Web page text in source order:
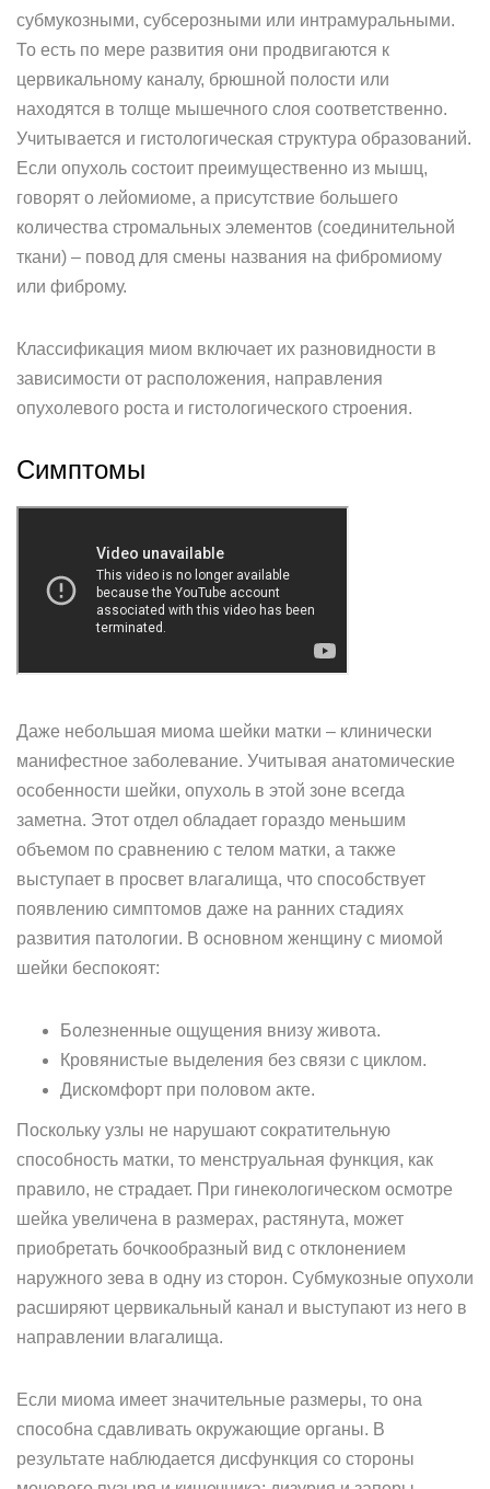
субмукозными, субсерозными или интрамуральными.
То есть по мере развития они продвигаются к
цервикальному каналу, брюшной полости или
находятся в толще мышечного слоя соответственно.
Учитывается и гистологическая структура образований.
Если опухоль состоит преимущественно из мышц,
говорят о лейомиоме, а присутствие большего
количества стромальных элементов (соединительной
ткани) – повод для смены названия на фибромиому
или фиброму.
Классификация миом включает их разновидности в
зависимости от расположения, направления
опухолевого роста и гистологического строения.
Симптомы
Даже небольшая миома шейки матки – клинически
манифестное заболевание. Учитывая анатомические
особенности шейки, опухоль в этой зоне всегда
заметна. Этот отдел обладает гораздо меньшим
объемом по сравнению с телом матки, а также
выступает в просвет влагалища, что способствует
появлению симптомов даже на ранних стадиях
развития патологии. В основном женщину с миомой
шейки беспокоят:
Болезненные ощущения внизу живота.
Кровянистые выделения без связи с циклом.
Дискомфорт при половом акте.
Поскольку узлы не нарушают сократительную
способность матки, то менструальная функция, как
правило, не страдает. При гинекологическом осмотре
шейка увеличена в размерах, растянута, может
приобретать бочкообразный вид с отклонением
наружного зева в одну из сторон. Субмукозные опухоли
расширяют цервикальный канал и выступают из него в
направлении влагалища.
Если миома имеет значительные размеры, то она
способна сдавливать окружающие органы. В
результате наблюдается дисфункция со стороны